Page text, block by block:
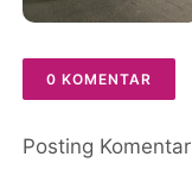
0 KOMENTAR
Posting Komentar